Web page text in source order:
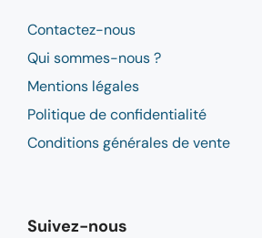
Contactez-nous
Qui sommes-nous ?
Mentions légales
Politique de confidentialité
Conditions générales de vente
Suivez-nous